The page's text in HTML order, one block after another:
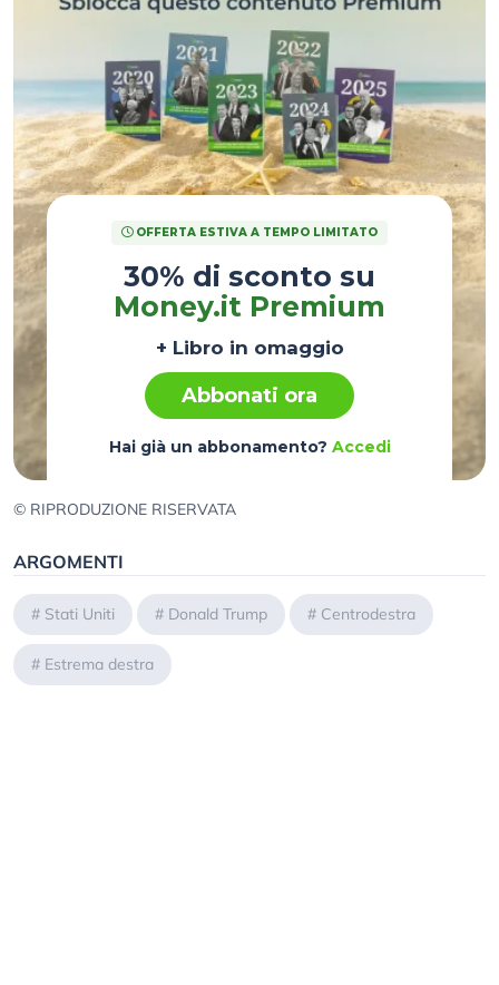
OFFERTA ESTIVA A TEMPO LIMITATO
30% di sconto su
Money.it Premium
+ Libro in omaggio
Abbonati ora
Hai già un abbonamento? Accedi
© RIPRODUZIONE RISERVATA
ARGOMENTI
# Stati Uniti # Donald Trump # Centrodestra
# Estrema destra